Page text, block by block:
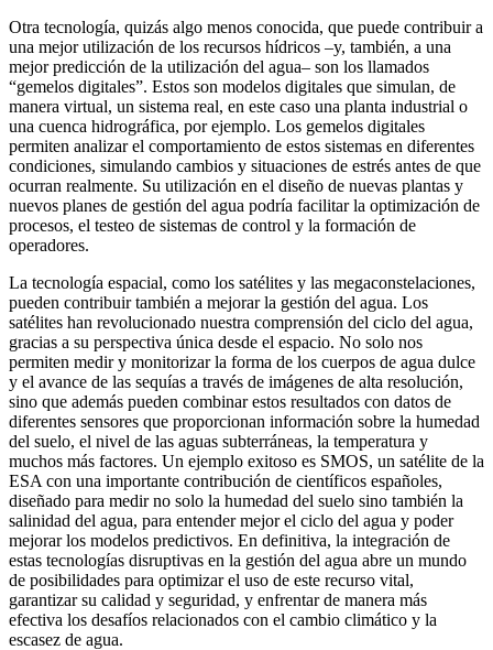
Otra tecnología, quizás algo menos conocida, que puede contribuir a
una mejor utilización de los recursos hídricos –y, también, a una
mejor predicción de la utilización del agua– son los llamados
“gemelos digitales”. Estos son modelos digitales que simulan, de
manera virtual, un sistema real, en este caso una planta industrial o
una cuenca hidrográfica, por ejemplo. Los gemelos digitales
permiten analizar el comportamiento de estos sistemas en diferentes
condiciones, simulando cambios y situaciones de estrés antes de que
ocurran realmente. Su utilización en el diseño de nuevas plantas y
nuevos planes de gestión del agua podría facilitar la optimización de
procesos, el testeo de sistemas de control y la formación de
operadores.
La tecnología espacial, como los satélites y las megaconstelaciones,
pueden contribuir también a mejorar la gestión del agua. Los
satélites han revolucionado nuestra comprensión del ciclo del agua,
gracias a su perspectiva única desde el espacio. No solo nos
permiten medir y monitorizar la forma de los cuerpos de agua dulce
y el avance de las sequías a través de imágenes de alta resolución,
sino que además pueden combinar estos resultados con datos de
diferentes sensores que proporcionan información sobre la humedad
del suelo, el nivel de las aguas subterráneas, la temperatura y
muchos más factores. Un ejemplo exitoso es SMOS, un satélite de la
ESA con una importante contribución de científicos españoles,
diseñado para medir no solo la humedad del suelo sino también la
salinidad del agua, para entender mejor el ciclo del agua y poder
mejorar los modelos predictivos. En definitiva, la integración de
estas tecnologías disruptivas en la gestión del agua abre un mundo
de posibilidades para optimizar el uso de este recurso vital,
garantizar su calidad y seguridad, y enfrentar de manera más
efectiva los desafíos relacionados con el cambio climático y la
escasez de agua.